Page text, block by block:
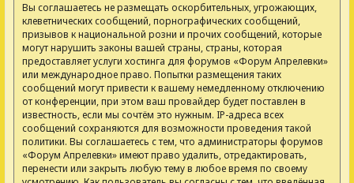
Вы соглашаетесь не размещать оскорбительных, угрожающих,
клеветнических сообщений, порнографических сообщений,
призывов к национальной розни и прочих сообщений, которые
могут нарушить законы вашей страны, страны, которая
предоставляет услуги хостинга для форумов «Форум Апрелевки»
или международное право. Попытки размещения таких
сообщений могут привести к вашему немедленному отключению
от конференции, при этом ваш провайдер будет поставлен в
известность, если мы сочтём это нужным. IP-адреса всех
сообщений сохраняются для возможности проведения такой
политики. Вы соглашаетесь с тем, что администраторы форумов
«Форум Апрелевки» имеют право удалить, отредактировать,
перенести или закрыть любую тему в любое время по своему